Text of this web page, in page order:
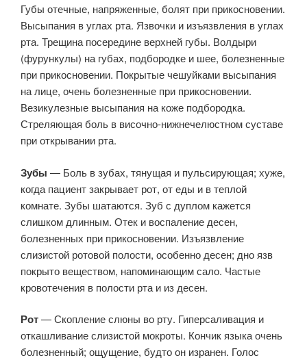
Губы отечные, напряженные, болят при прикосновении.
Высыпания в углах рта. Язвочки и изъязвления в углах
рта. Трещина посередине верхней губы. Волдыри
(фурункулы) на губах, подбородке и шее, болезненные
при прикосновении. Покрытые чешуйками высыпания
на лице, очень болезненные при прикосновении.
Везикулезные высыпания на коже подбородка.
Стреляющая боль в височно-нижнечелюстном суставе
при открывании рта.
Зубы — Боль в зубах, тянущая и пульсирующая; хуже,
когда пациент закрывает рот, от еды и в теплой
комнате. Зубы шатаются. Зуб с дуплом кажется
слишком длинным. Отек и воспаление десен,
болезненных при прикосновении. Изъязвление
слизистой ротовой полости, особенно десен; дно язв
покрыто веществом, напоминающим сало. Частые
кровотечения в полости рта и из десен.
Рот— Скопление слюны во рту. Гиперсаливация и
откашливание слизистой мокроты. Кончик языка очень
болезненный; ощущение, будто он изранен. Голос